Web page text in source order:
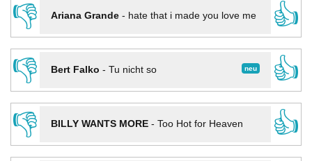
👎
Ariana Grande- hate that i made you love me
👍
👎
neu
Bert Falko - Tu nicht so
👍
👎
BILLY WANTS MORE- Too Hot for Heaven
👍